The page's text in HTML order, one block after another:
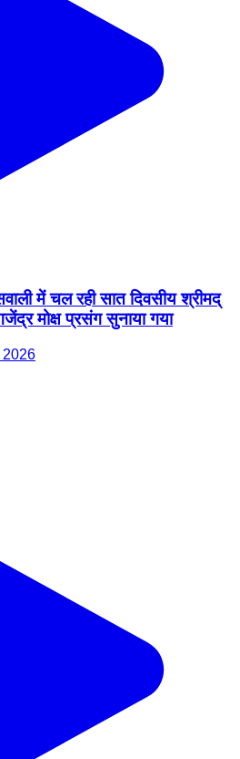
में चल रही सात दिवसीय श्रीमद्
मोक्ष प्रसंग सुनाया गया
2026